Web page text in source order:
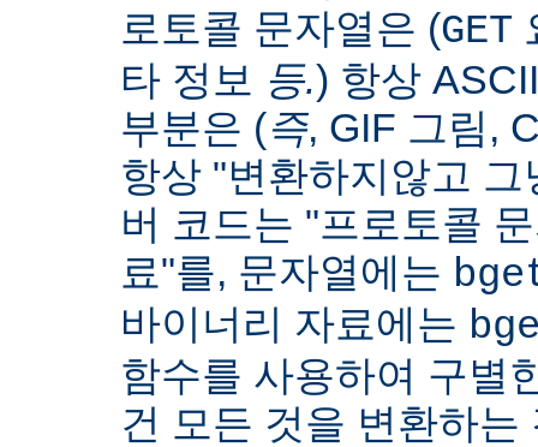
로토콜 문자열은 (GET
타 정보 등.) 항상
부분은 (즉, GIF 그림,
항상 "변환하지않고
버 코드는 "프로토콜
료"를, 문자열에는
바이너리 자료에는
함수를 사용하여 구별
건 모든 것을 변환하